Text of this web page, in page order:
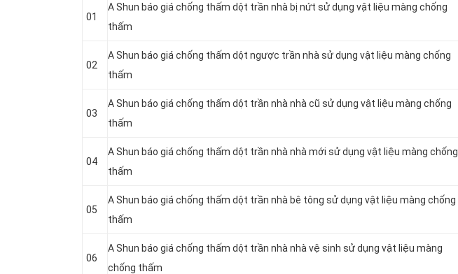
01
A Shun báo giá chống thấm dột trần nhà bị nứt sử dụng vật liệu màng chống
thấm
02
A Shun báo giá chống thấm dột ngược trần nhà sử dụng vật liệu màng chống
thấm
03
A Shun báo giá chống thấm dột trần nhà nhà cũ sử dụng vật liệu màng chống
thấm
04
A Shun báo giá chống thấm dột trần nhà nhà mới sử dụng vật liệu màng chống
thấm
05
A Shun báo giá chống thấm dột trần nhà bê tông sử dụng vật liệu màng chống
thấm
06
A Shun báo giá chống thấm dột trần nhà nhà vệ sinh sử dụng vật liệu màng
chống thấm